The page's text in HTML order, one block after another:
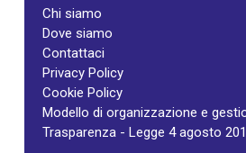
Chi siamo
Dove siamo
Contattaci
Privacy Policy
Cookie Policy
Modello di organizzazione e
Trasparenza - Legge 4 agosto